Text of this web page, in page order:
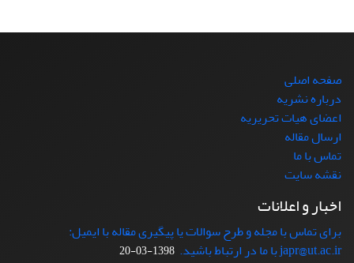
صفحه اصلی
درباره نشریه
اعضای هیات تحریریه
ارسال مقاله
تماس با ما
نقشه سایت
اخبار و اعلانات
برای تماس با مجله و طرح سوالات یا پیگیری مقاله با ایمیل:
japr@ut.ac.ir با ما در ارتباط باشید.
1398-03-20